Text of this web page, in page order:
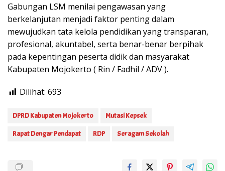
Gabungan LSM menilai pengawasan yang
berkelanjutan menjadi faktor penting dalam
mewujudkan tata kelola pendidikan yang transparan,
profesional, akuntabel, serta benar-benar berpihak
pada kepentingan peserta didik dan masyarakat
Kabupaten Mojokerto ( Rin / Fadhil / ADV ).
Dilihat: 693
DPRD Kabupaten Mojokerto Mutasi Kepsek
Rapat Dengar Pendapat RDP Seragam Sekolah